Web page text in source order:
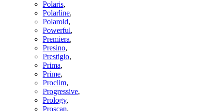
Polaris,
Polarline,
Polaroid,
Powerful,
Premiera,
Presino,
Prestigio,
Prima,
Prime,
Proclim,
Progressive,
Prology,
Proscan,